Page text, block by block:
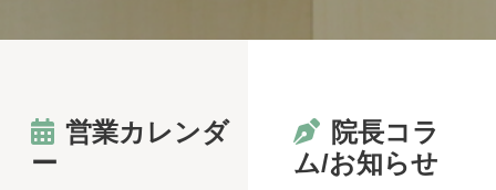
営業カレンダ
ー
院長コラ
ム/お知らせ